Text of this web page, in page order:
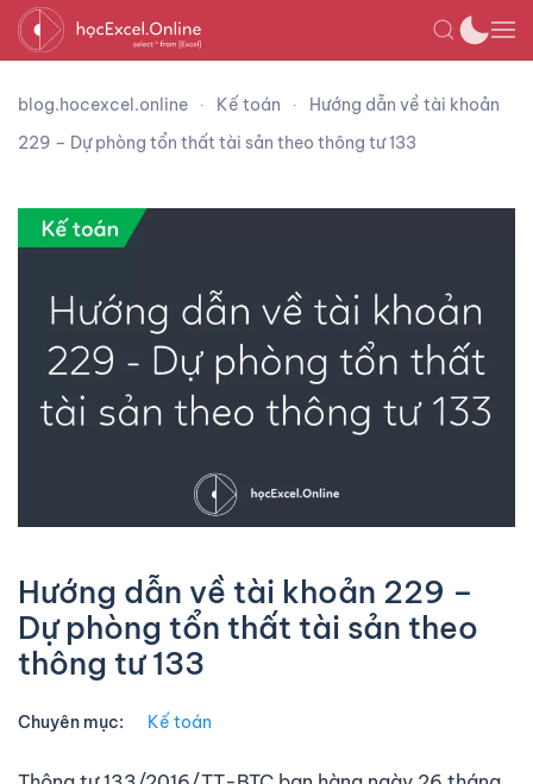
blog.hocexcel.online Kế toán
Hướng dẫn về tài khoản
229 – Dự phòng tổn thất tài sản theo thông tư 133
Hướng dẫn về tài khoản 229 –
Dự phòng tổn thất tài sản theo
thông tư 133
Chuyên mục: Kế toán